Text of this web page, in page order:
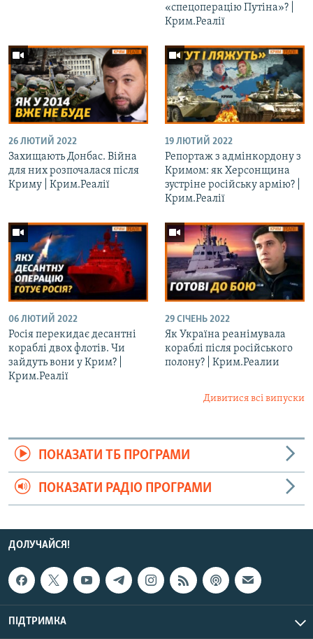
«спецоперацію Путіна»? |
Крим.Реалії
26 ЛЮТИЙ 2022
Захищають Донбас. Війна
для них розпочалася після
Криму | Крим.Реалії
19 ЛЮТИЙ 2022
Репортаж з адмінкордону з
Кримом: як Херсонщина
зустріне російську армію? |
Крим.Реалії
06 ЛЮТИЙ 2022
Росія перекидає десантні
кораблі двох флотів. Чи
зайдуть вони у Крим? |
Крим.Реалії
29 СІЧЕНЬ 2022
Як Україна реанімувала
кораблі після російського
полону? | Крим.Реалии ​
Дивитися всі випуски
ПОКАЗАТИ ТБ ПРОГРАМИ
ПОКАЗАТИ РАДІО ПРОГРАМИ
ДОЛУЧАЙСЯ!
ПІДТРИМКА